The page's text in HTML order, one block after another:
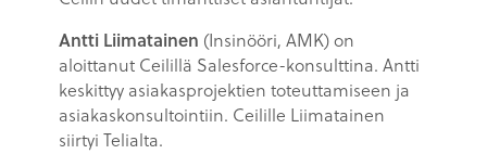
Antti Liimatainen (Insinööri, AMK) on
aloittanut Ceilillä Salesforce-konsulttina. Antti
keskittyy asiakasprojektien toteuttamiseen ja
asiakaskonsultointiin. Ceilille Liimatainen
siirtyi Telialta.